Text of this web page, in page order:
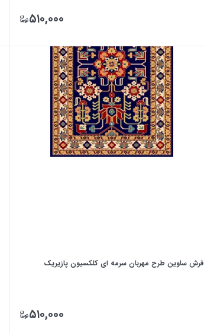
۵۱۰,۰۰۰
فرش ساوین طرح مهربان سرمه ای کلکسیون پازیریک
۵۱۰,۰۰۰